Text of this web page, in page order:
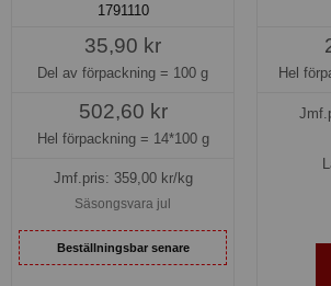
1791110
35,90 kr
Del av förpackning = 100 g
502,60 kr
Hel förpackning = 14*100 g
Jmf.pris: 359,00kr/kg
Säsongsvara jul
Beställningsbar senare
Hel